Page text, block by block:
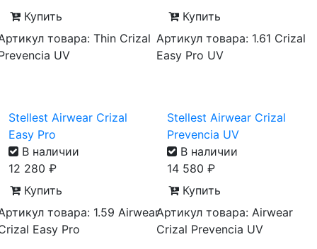
Купить
товара: Thin Crizal
UV
Купить
Артикул товара: 1.61 Crizal
Easy Pro UV
Stellest Airwear Crizal
Easy Pro
В наличии
12 280 ₽
Купить
товара: 1.59 Airwear
Easy Pro
Stellest Airwear Crizal
Prevencia UV
В наличии
14 580 ₽
Купить
Артикул товара: Airwear
Crizal Prevencia UV